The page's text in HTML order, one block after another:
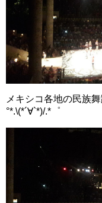
メキシコ各地の民族
°*.\(*´∀`*)/.*゜